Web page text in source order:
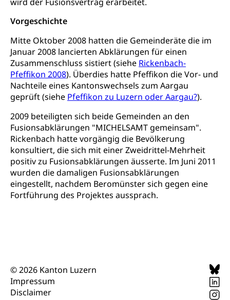
Vorgeschichte
Mitte Oktober 2008 hatten die Gemeinderäte die im
Januar 2008 lancierten Abklärungen für einen
Zusammenschluss sistiert (siehe Rickenbach-
Pfeffikon 2008). Überdies hatte Pfeffikon die Vor- und
Nachteile eines Kantonswechsels zum Aargau
geprüft (siehe Pfeffikon zu Luzern oder Aargau?).
2009 beteiligten sich beide Gemeinden an den
Fusionsabklärungen "MICHELSAMT gemeinsam".
Rickenbach hatte vorgängig die Bevölkerung
konsultiert, die sich mit einer Zweidrittel-Mehrheit
positiv zu Fusionsabklärungen äusserte. Im Juni 2011
wurden die damaligen Fusionsabklärungen
eingestellt, nachdem Beromünster sich gegen eine
Fortführung des Projektes aussprach.
© 2026 Kanton Luzern
Impressum
Disclaimer
Obligatorische Krankenversicherung (WAS
Lebensmittel
Prävention
Gesundheitsvorsorge, Wellness, Unfallverhütung,
Suchtprävention, Alkoholprävention,
Tabakprävention, Primärprävention,
Sekundärprävention, Tertiärprävention
Darmkrebsvorsorge
Kantonales Tabakpräventionsprogramm
Gesundheitsförderung
Prävention (Polizei)
Suchtprävention
Gesundheitsversorgung
Soziale Sicherheit
Sozialversicherungen, Sozialpolitik,
Arbeitslosenversicherung,
Mutterschaftsversicherung, Krankenversicherung,
Unfallversicherung, Invalidenversicherung,
Sozialhilfe
Kranken- und Unfallversicherung
(gruezi.lu.ch)
Krankenversicherung (WAS Luzern)
Invalidenversicherung (WAS Luzern)
Sucht und Drogen
Drogenabhängigkeit, Drogensucht,
Medikamentenabhängigkeit,
Arzneimittelabhängigkeit, Suchtkrankheit,
Ambulant vor stationär, AVOS, Patientendossier
AHV / IV